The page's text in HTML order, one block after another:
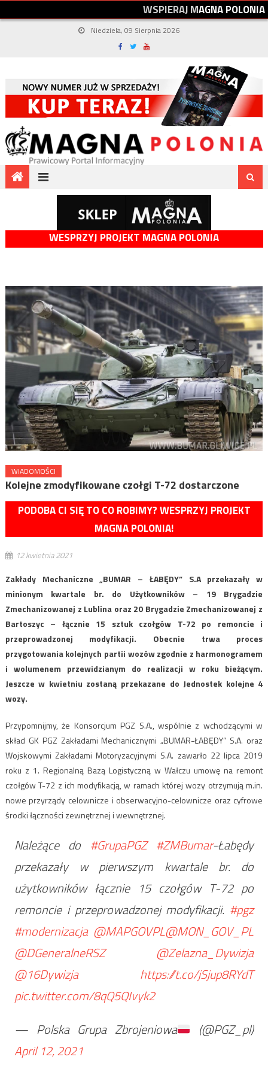
WSPIERAJMAGNAPOLONIA
Niedziela, 09 Sierpnia 2026
WESPRZYJ PROJEKT MAGNA POLONIA
WIADOMOŚCI
Kolejne zmodyfikowane czołgi T-72 dostarczone
PODOBA CI SIĘ TO CO ROBIMY? WESPRZYJ PROJEKT
MAGNA POLONIA!
12 kwietnia 2021
Zakłady Mechaniczne „BUMAR – ŁABĘDY” S.A przekazały w
minionym kwartale br. do Użytkowników – 19 Brygadzie
Zmechanizowanej z Lublina oraz 20 Brygadzie Zmechanizowanej z
Bartoszyc – łącznie 15 sztuk czołgów T-72 po remoncie i
przeprowadzonej modyfikacji. Obecnie trwa proces
przygotowania kolejnych partii wozów zgodnie z harmonogramem
i wolumenem przewidzianym do realizacji w roku bieżącym.
Jeszcze w kwietniu zostaną przekazane do Jednostek kolejne 4
wozy.
Przypomnijmy, że Konsorcjum PGZ S.A., wspólnie z wchodzącymi w
skład GK PGZ Zakładami Mechanicznymi „BUMAR-ŁABĘDY” S.A. oraz
Wojskowymi Zakładami Motoryzacyjnymi S.A. zawarło 22 lipca 2019
roku z 1. Regionalną Bazą Logistyczną w Wałczu umowę na remont
czołgów T-72 z ich modyfikacją, w ramach której wozy otrzymują m.in.
nowe przyrządy celownicze i obserwacyjno-celownicze oraz cyfrowe
środki łączności zewnętrznej i wewnętrznej.
Należące do #GrupaPGZ #ZMBumar-Łabędy
przekazały w pierwszym kwartale br. do
użytkowników łącznie 15 czołgów T-72 po
remoncie i przeprowadzonej modyfikacji. #pgz
#modernizacja @MAPGOVPL@MON_GOV_PL
@DGeneralneRSZ
@Zelazna_Dywizja
@16Dywizja
https://t.co/jSjup8RYdT
pic.twitter.com/8qQ5QIvyk2
— Polska Grupa Zbrojeniowa
(@PGZ_pl)
April 12, 2021